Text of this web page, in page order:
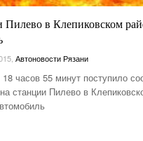
Пилево в Клепиковском
Автоновости Рязани
18 часов 55 минут поступило
станции Пилево в